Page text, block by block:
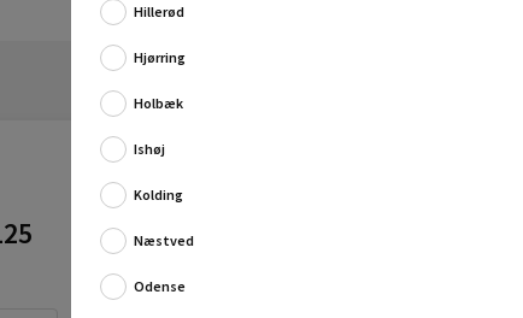
Slibeskive af gummi med krog- og løkke-system til
temperaturer og er nærmest ubrydelig.
Produkt...
Hillerød
Hjørring
Holbæk
Ishøj
Kolding
Næstved
Odense